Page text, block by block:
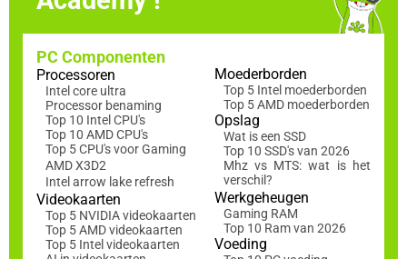
PC Componenten
Processoren
Intel core ultra
Processor benaming
Top 10 Intel CPU's
Top 10 AMD CPU's
Top 5 CPU's voor Gaming
AMD X3D2
Intel arrow lake refresh
Videokaarten
Top 5 NVIDIA videokaarten
Top 5 AMD videokaarten
Top 5 Intel videokaarten
Moederborden
Top 5 Intel moederborden
Top 5 AMD moederborden
Opslag
Wat is een SSD
Top 10 SSD's van 2026
Mhz vs MTS: wat is het
verschil?
Werkgeheugen
Gaming RAM
Top 10 Ram van 2026
Voeding